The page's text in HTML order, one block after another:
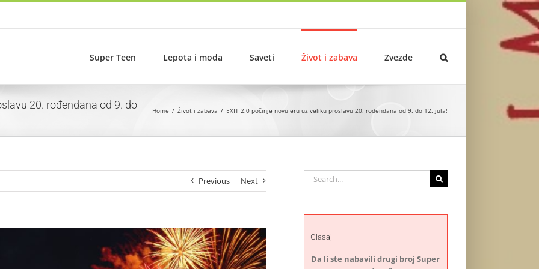
Super Teen Lepota i moda Saveti Život i zabava Zvezde
20. rođendana od 9. do
Home Život i zabava EXIT 2.0 počinje novu eru uz veliku proslavu 20. rođendana od 9. do 12. jula!
Previous Next
Search
for:
Glasaj
Da li ste nabavili drugi broj Super